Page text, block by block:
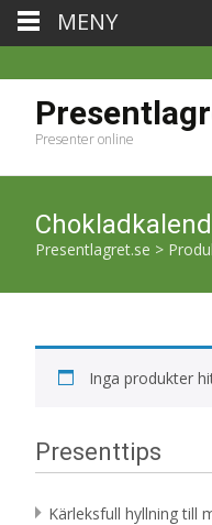
Presenter online
Presentlagret.se >
Inga produkter
Presenttips
Kärleksfull hyllning till
MENY